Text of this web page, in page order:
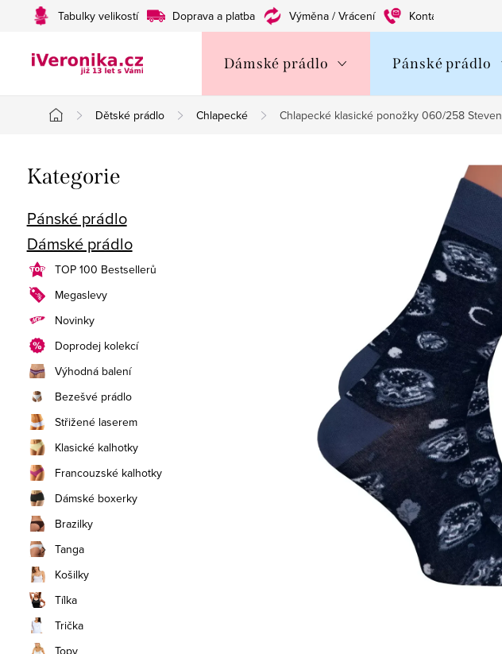
Tabulky velikostí Doprava a platba Výměna / Vrácení Kontakty
Dámské prádlo Pánské prádlo
Domů
Dětské prádlo Chlapecké Chlapecké klasické ponožky 060/258 Steven
o
s
t
r
a
n
n
í
p
a
n
e
l
Přeskočit
kategorie
Kategorie
Pánské prádlo
Dámské prádlo
TOP 100 Bestsellerů
Megaslevy
Novinky
Doprodej kolekcí
Výhodná balení
Bezešvé prádlo
Střižené laserem
Klasické kalhotky
Francouzské kalhotky
Dámské boxerky
Brazilky
Tanga
Košilky
Tílka
Trička
Topy